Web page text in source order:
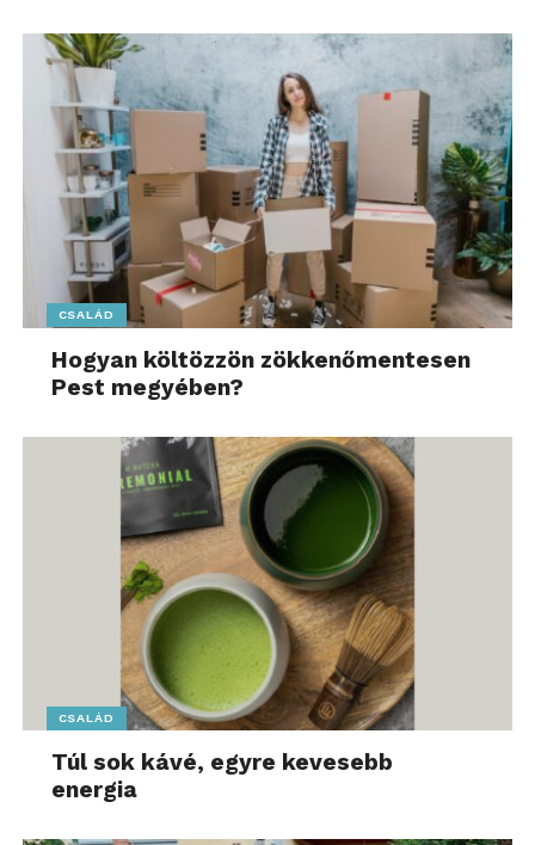
CSALÁD
Hogyan költözzön zökkenőmentesen
Pest megyében?
CSALÁD
Túl sok kávé, egyre kevesebb
energia